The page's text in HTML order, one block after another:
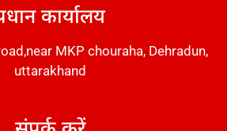
कार्यालय
MKP chouraha, Dehradun,
uttarakhand